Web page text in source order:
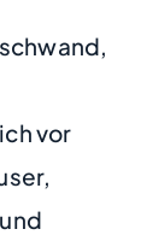
vor